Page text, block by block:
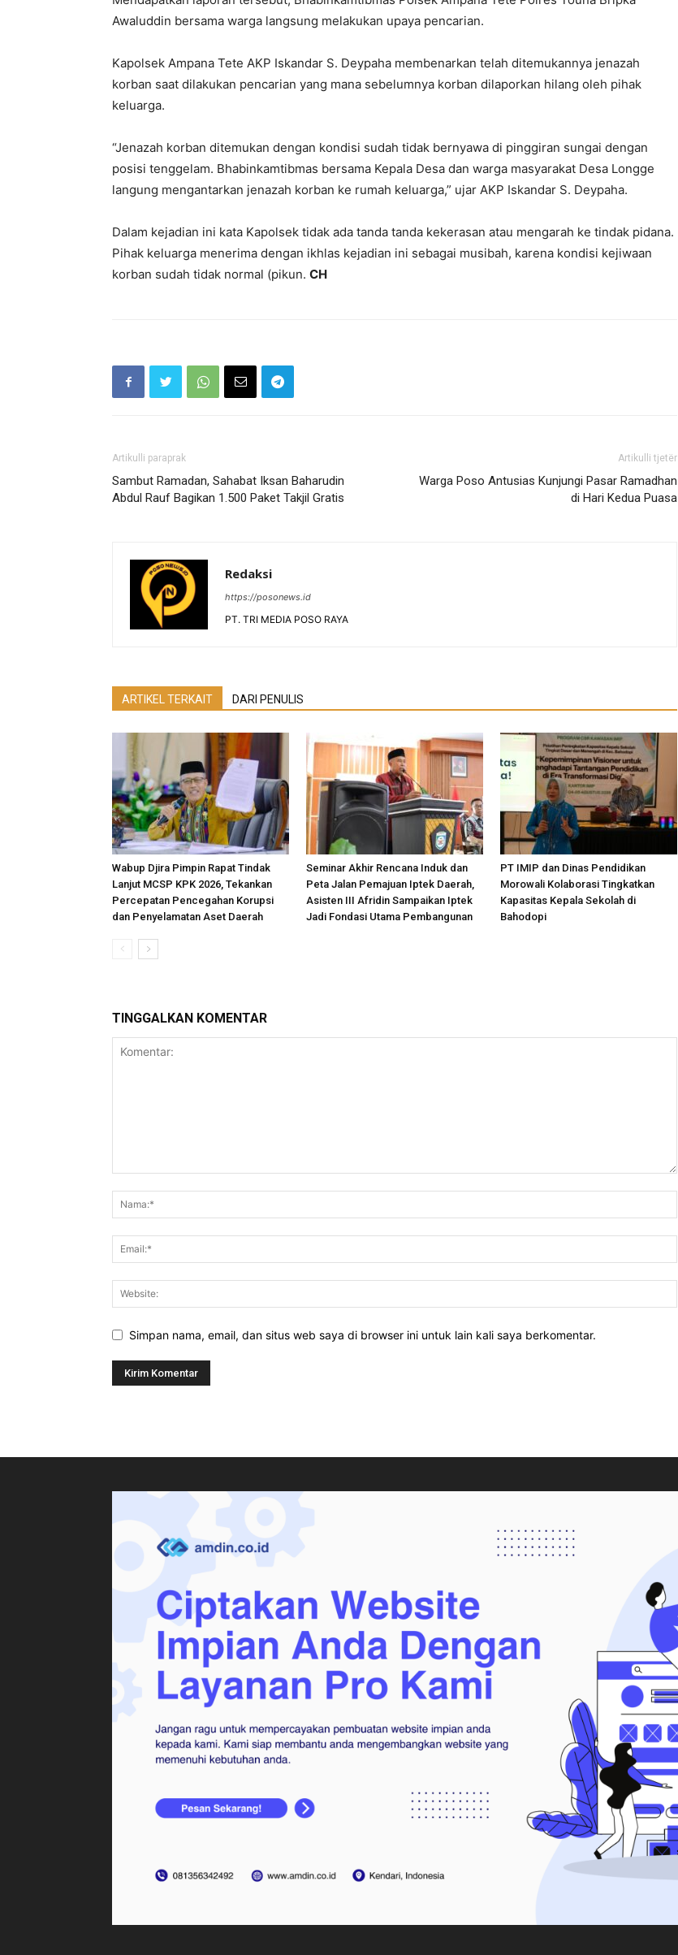
Awaluddin bersama warga langsung melakukan upaya pencarian.
Kapolsek Ampana Tete AKP Iskandar S. Deypaha membenarkan telah ditemukannya jenazah
korban saat dilakukan pencarian yang mana sebelumnya korban dilaporkan hilang oleh pihak
keluarga.
“Jenazah korban ditemukan dengan kondisi sudah tidak bernyawa di pinggiran sungai dengan
posisi tenggelam. Bhabinkamtibmas bersama Kepala Desa dan warga masyarakat Desa Longge
langung mengantarkan jenazah korban ke rumah keluarga,” ujar AKP Iskandar S. Deypaha.
Dalam kejadian ini kata Kapolsek tidak ada tanda tanda kekerasan atau mengarah ke tindak pidana.
Pihak keluarga menerima dengan ikhlas kejadian ini sebagai musibah, karena kondisi kejiwaan
korban sudah tidak normal (pikun. CH
Artikulli paraprak
Sambut Ramadan, Sahabat Iksan Baharudin
Abdul Rauf Bagikan 1.500 Paket Takjil Gratis
Artikulli tjetër
Warga Poso Antusias Kunjungi Pasar Ramadhan
di Hari Kedua Puasa
Redaksi
https://posonews.id
PT. TRI MEDIA POSO RAYA
ARTIKEL TERKAIT DARI PENULIS
Wabup Djira Pimpin Rapat Tindak
Lanjut MCSP KPK 2026, Tekankan
Percepatan Pencegahan Korupsi
dan Penyelamatan Aset Daerah
Seminar Akhir Rencana Induk dan
Peta Jalan Pemajuan Iptek Daerah,
Asisten III Afridin Sampaikan Iptek
Jadi Fondasi Utama Pembangunan
PT IMIP dan Dinas Pendidikan
Morowali Kolaborasi Tingkatkan
Kapasitas Kepala Sekolah di
Bahodopi
TINGGALKAN KOMENTAR
Simpan nama, email, dan situs web saya di browser ini untuk lain kali saya berkomentar.